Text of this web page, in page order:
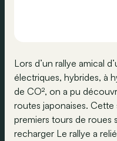
Lors d’un rallye amical
électriques, hybrides, à
de CO², on a pu
routes japonaises.
premiers tours de roues
recharger Le rallye a